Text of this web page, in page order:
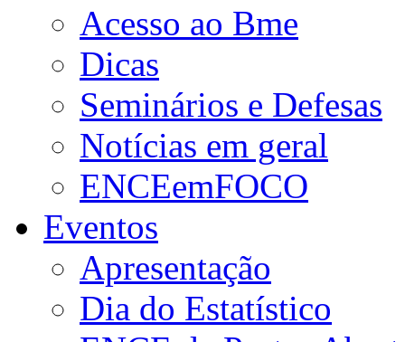
Acesso ao Bme
Dicas
Seminários e Defesas
Notícias em geral
ENCEemFOCO
Eventos
Apresentação
Dia do Estatístico